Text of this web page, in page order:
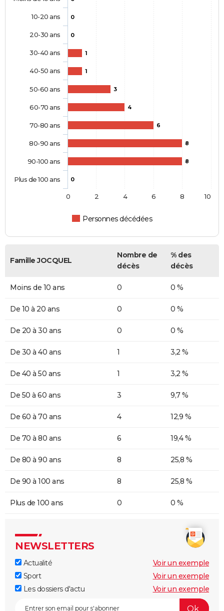
0
0
1
1
3
4
6
8
8
0
Personnes décédées
10-20 ans
20-30 ans
30-40 ans
40-50 ans
50-60 ans
60-70 ans
70-80 ans
80-90 ans
90-100 ans
Plus de 100 ans
0 2 4 6 8 10
Famille JOCQUEL
Nombre de
décès
% des
décès
Moins de 10 ans 0 0 %
De 10 à 20 ans 0 0 %
De 20 à 30 ans 0 0 %
De 30 à 40 ans 1 3,2 %
De 40 à 50 ans 1 3,2 %
De 50 à 60 ans 3 9,7 %
De 60 à 70 ans 4 12,9 %
De 70 à 80 ans 6 19,4 %
De 80 à 90 ans 8 25,8 %
De 90 à 100 ans 8 25,8 %
Plus de 100 ans 0 0 %
NEWSLETTERS
Actualité
Voir un exemple
Sport
Voir un exemple
Les dossiers d'actu
Voir un exemple